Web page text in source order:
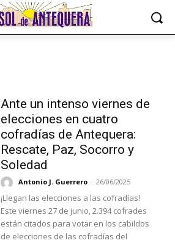
Ante un intenso viernes de
elecciones en cuatro
cofradías de Antequera:
Rescate, Paz, Socorro y
Soledad
Antonio J. Guerrero - 26/06/2025
¡Llegan las elecciones a las cofradías!
Este viernes 27 de junio, 2.394 cofrades
están citados para votar en los cabildos
de elecciones de las cofradías del